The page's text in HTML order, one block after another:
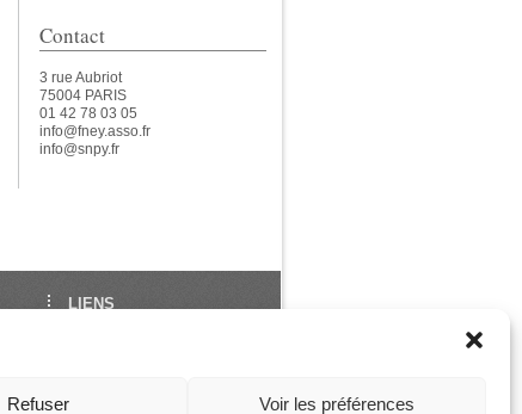
Refuser Voir les préférences
Contact
3 rue Aubriot
75004 PARIS
01 42 78 03 05
info@fney.asso.fr
info@snpy.fr
LIENS
Les Assises de La FNEY